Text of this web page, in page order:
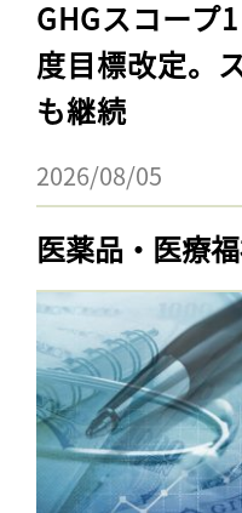
GHGスコープ
度目標改定。
も継続
2026/08/05
医薬品・医療